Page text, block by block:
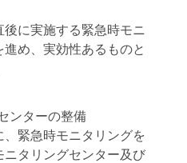
に実施する緊急時モニ
め、実効性あるものと
ンターの整備
緊急時モニタリングを
タリングセンター及び